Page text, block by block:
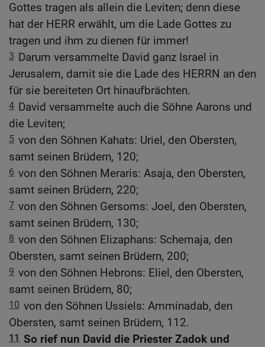
Gottes tragen als allein die Leviten; denn diese
hat der HERR erwählt, um die Lade Gottes zu
tragen und ihm zu dienen für immer!
3 Darum versammelte David ganz Israel in
Jerusalem, damit sie die Lade des HERRN an den
für sie bereiteten Ort hinaufbrächten.
4 David versammelte auch die Söhne Aarons und
die Leviten;
5 von den Söhnen Kahats: Uriel, den Obersten,
samt seinen Brüdern, 120;
6 von den Söhnen Meraris: Asaja, den Obersten,
samt seinen Brüdern, 220;
7 von den Söhnen Gersoms: Joel, den Obersten,
samt seinen Brüdern, 130;
8 von den Söhnen Elizaphans: Schemaja, den
Obersten, samt seinen Brüdern, 200;
9 von den Söhnen Hebrons: Eliel, den Obersten,
samt seinen Brüdern, 80;
10 von den Söhnen Ussiels: Amminadab, den
Obersten, samt seinen Brüdern, 112.
11 So rief nun David die Priester Zadok und